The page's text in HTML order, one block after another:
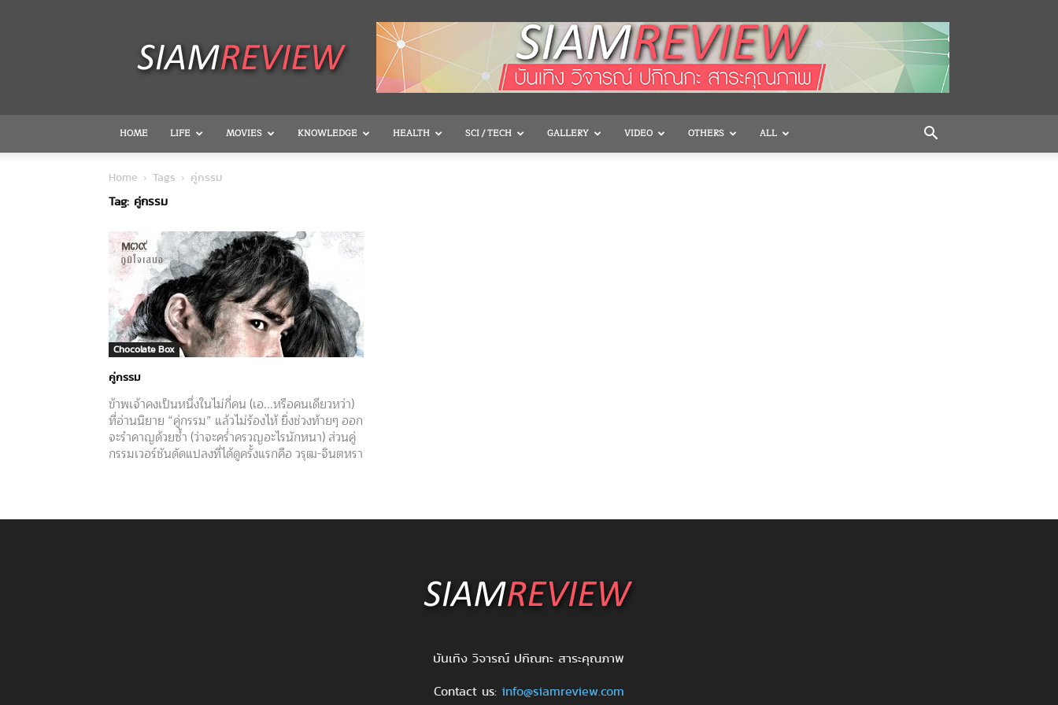
HOME LIFE MOVIES KNOWLEDGE HEALTH SCI / TECH GALLERY VIDEO OTHERS ALL
Home Tags คู่กรรม
Tag: คู่กรรม
Chocolate Box
คู่กรรม
ข้าพเจ้าคงเป็นหนึ่งในไม่กี่คน (เอ...หรือคนเดียวหว่า)
ที่อ่านนิยาย “คู่กรรม” แล้วไม่ร้องไห้ ยิ่งช่วงท้ายๆ ออก
จะรำคาญด้วยซ้ำ (ว่าจะคร่ำครวญอะไรนักหนา) ส่วนคู่
กรรมเวอร์ชันดัดแปลงที่ได้ดูครั้งแรกคือ วรุฒ-จินตหรา
บันเทิง วิจารณ์ ปกิณกะ สาระคุณภาพ
Contact us: info@siamreview.com